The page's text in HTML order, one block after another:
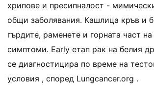
хрипове и пресипналост -
общи заболявания. Кашлица кръв и
гърдите, раменете и горната част
симптоми. Early етап рак на белия
се диагностицира по време на
условия , според Lungcancer.org .